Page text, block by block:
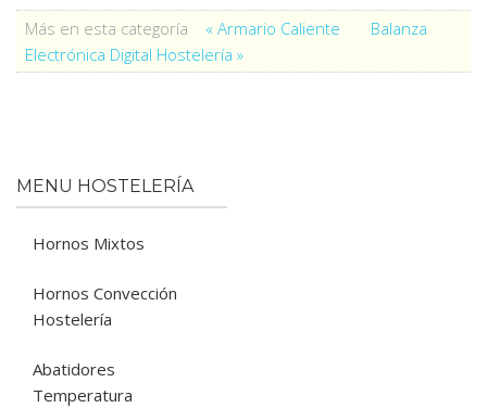
Más en esta categoría « Armario Caliente
Balanza
Electrónica Digital Hostelería »
MENU HOSTELERÍA
Hornos Mixtos
Hornos Convección
Hostelería
Abatidores
Temperatura